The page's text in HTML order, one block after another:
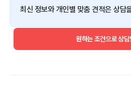
최신 정보와 개인별 맞춤 견적은 상담
원하는 조건으로 상담